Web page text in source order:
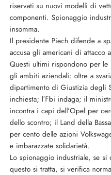
riservati su nuovi modelli di
componenti. Spionaggio
insomma.
Il presidente Piech difende a
accusa gli americani di attacco
Questi ultimi rispondono per le
gli ambiti aziendali: oltre a
dipartimento di Giustizia degli
inchiesta; l’Fbi indaga; il
incontra i capi dell’Opel per
dello scontro; il Land della
per cento delle azioni
e imbarazzate solidarietà.
Lo spionaggio industriale, se si
questo si tratta, si verifica